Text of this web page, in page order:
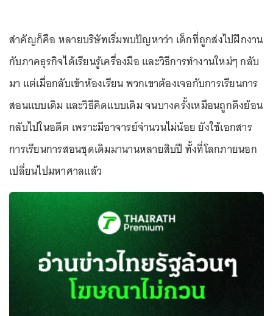
สำคัญก็คือ หลายบริษัทเริ่มพบปัญหาว่า เด็กที่ถูกส่งไปฝึกงาน
กับภาคธุรกิจได้เรียนรู้เครื่องมือ และวิธีการทำงานใหม่ๆ กลับ
มา แต่เมื่อกลับเข้าห้องเรียน พวกเขาต้องเจอกับการเรียนการ
สอนแบบเดิม และวิธีคิดแบบเดิม จนบางครั้งเหมือนถูกดึงย้อน
กลับไปในอดีต เพราะมีอาจารย์จำนวนไม่น้อย ยังใช้เอกสาร
การเรียนการสอนชุดเดิมมานานหลายสิบปี ทั้งที่โลกภายนอก
เปลี่ยนไปมหาศาลแล้ว